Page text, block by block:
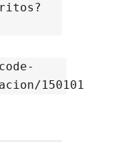
150101